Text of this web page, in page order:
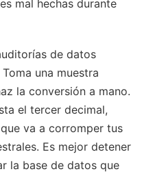
mal hechas durante
de datos
una muestra
la conversión a mano.
el tercer decimal,
va a corromper tus
Es mejor detener
la base de datos que